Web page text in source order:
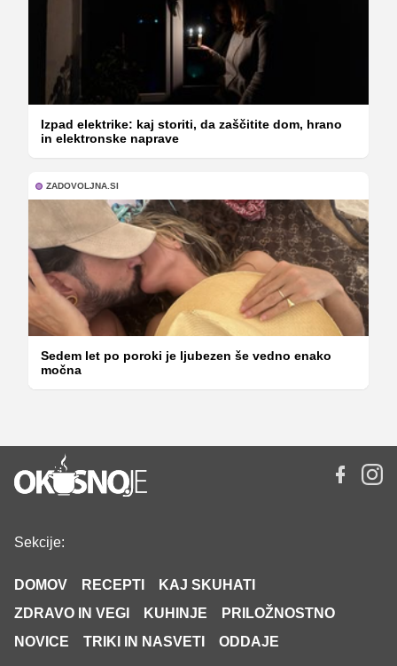
Izpad elektrike: kaj storiti, da zaščitite dom, hrano
in elektronske naprave
ZADOVOLJNA.SI
Sedem let po poroki je ljubezen še vedno enako
močna
Sekcije:
DOMOV RECEPTI
KAJ SKUHATI
ZDRAVO IN VEGI
KUHINJE
PRILOŽNOSTNO
NOVICE
TRIKI IN NASVETI ODDAJE